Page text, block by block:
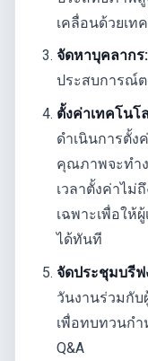
เคลื่อนด้วยเท
จัดหาบุคลากร:
ประสบการณ์
ตั้งค่าเทคโนโ
ดำเนินการตั้
คุณภาพจะทำง
เวลาตั้งค่าไม่
เฉพาะเพื่อให้
ได้ทันที
จัดประชุมบรีฟ
วันงานร่วมกับ
เพื่อทบทวนก
Q&A